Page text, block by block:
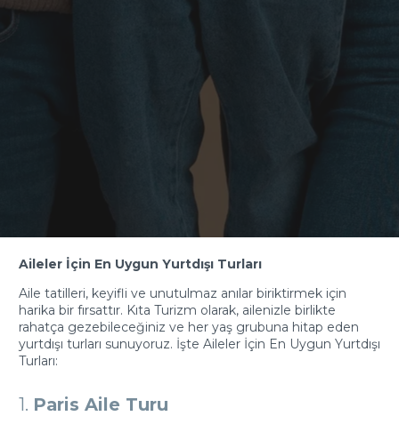
Aileler İçin En Uygun Yurtdışı Turları
Aile tatilleri, keyifli ve unutulmaz anılar biriktirmek için
harika bir fırsattır. Kıta Turizm olarak, ailenizle birlikte
rahatça gezebileceğiniz ve her yaş grubuna hitap eden
yurtdışı turları sunuyoruz. İşte Aileler İçin En Uygun Yurtdışı
Turları:
1. Paris Aile Turu